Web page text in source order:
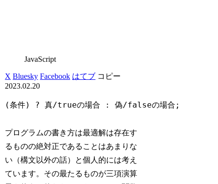
JavaScript
X Bluesky Facebook はてブ コピー
2023.02.20
(条件) ? 真/trueの場合 : 偽/falseの場合;
プログラムの書き方は最適解は存在す
るものの絶対正であることはあまりな
い（構文以外の話）と個人的には考え
ています。その最たるものが三項演算